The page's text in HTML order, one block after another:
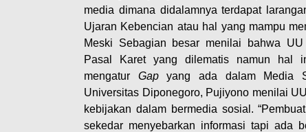
media dimana didalamnya terdapat
Ujaran Kebencian atau hal yang mampu
Meski Sebagian besar menilai bahwa
Pasal Karet yang dilematis namun hal
mengatur Gapyang ada dalam Media
Universitas Diponegoro, Pujiyono menilai
kebijakan dalam bermedia sosial.
sekedar menyebarkan informasi tapi ada